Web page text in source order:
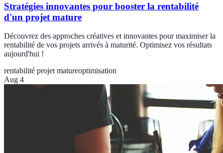
Stratégies innovantes pour booster la rentabilité
d'un projet mature
Découvrez des approches créatives et innovantes pour maximiser la
rentabilité de vos projets arrivés à maturité. Optimisez vos résultats
aujourd'hui !
rentabilité projet matureoptimisation
Aug 4